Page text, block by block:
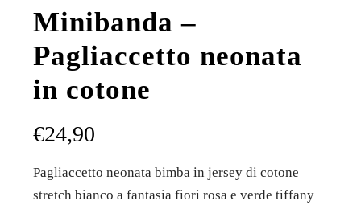
Minibanda –
Pagliaccetto neonata
in cotone
€24,90
Pagliaccetto neonata bimba in jersey di cotone
stretch bianco a fantasia fiori rosa e verde tiffany